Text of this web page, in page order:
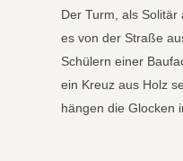
Der Turm, als
es von der Straße
Schülern einer
ein Kreuz aus Holz
hängen die Glocken